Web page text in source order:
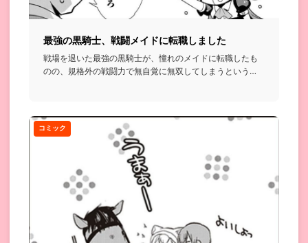
最強の黒騎士、戦闘メイドに転職しました
戦場を退いた最強の黒騎士が、憧れのメイドに転職したも
のの、規格外の戦闘力で無自覚に無双してしまうという
コミック